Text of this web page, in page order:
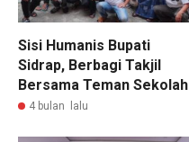
Sisi Humanis Bupati
Sidrap, Berbagi Takjil
Bersama Teman Sekolah
4 bulan lalu